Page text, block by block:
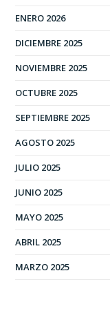
ENERO 2026
DICIEMBRE 2025
NOVIEMBRE 2025
OCTUBRE 2025
SEPTIEMBRE 2025
AGOSTO 2025
JULIO 2025
JUNIO 2025
MAYO 2025
ABRIL 2025
MARZO 2025